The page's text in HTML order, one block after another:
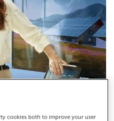
cookies both to improve your user